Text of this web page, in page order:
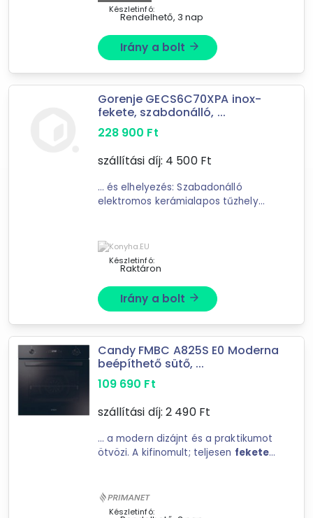
-
Szűrés
Mást is keresel? Válogass a Depo teljes
tovább válogatok »
Forgalmazók
Easy-Shop Kft.
Készletinfó:
Rendelhető, 3 nap
Irány a bolt arrow_forward
Gorenje GECS6C70XPA inox-
fekete, szabdonálló, ...
228 900 Ft
szállítási díj: 4 500Ft
... és elhelyezés: Szabadonálló
elektromos kerámialapos tűzhely
60 cm (Szé × Ma × Mé ...
Készletinfó:
Raktáron
Irány a bolt arrow_forward
Candy FMBC A825S E0 Moderna
beépíthető sütő, ...
109 690 Ft
szállítási díj: 2 490Ft
... a modern dizájnt és a praktikumot
ötvözi. A kifinomult; teljesen fekete
konyhában. A ...
Készletinfó: